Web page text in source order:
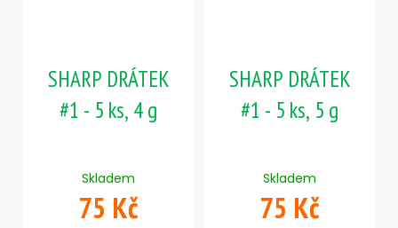
SHARP DRÁTEK
#1 - 5 ks, 4 g
Skladem
75 Kč
SHARP DRÁTEK
#1 - 5 ks, 5 g
Skladem
75 Kč